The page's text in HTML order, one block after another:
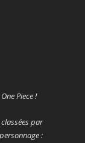
Piece !
par
: